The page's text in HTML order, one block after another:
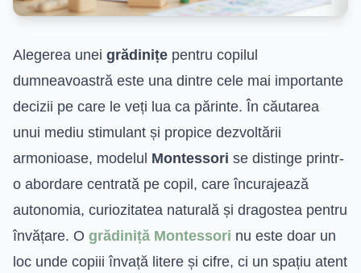
Alegerea unei grădinițe pentru copilul
dumneavoastră este una dintre cele mai importante
decizii pe care le veți lua ca părinte. În căutarea
unui mediu stimulant și propice dezvoltării
armonioase, modelul Montessori se distinge printr-
o abordare centrată pe copil, care încurajează
autonomia, curiozitatea naturală și dragostea pentru
învățare. O grădiniță Montessori nu este doar un
loc unde copiii învață litere și cifre, ci un spațiu atent